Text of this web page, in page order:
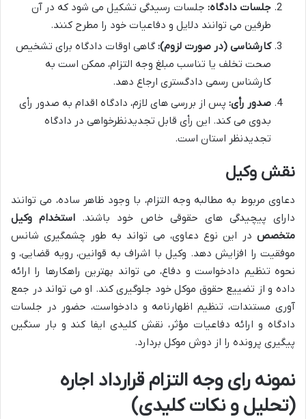
جلسات دادگاه: جلسات رسیدگی تشکیل می شود که در آن
طرفین می توانند دلایل و دفاعیات خود را مطرح کنند.
کارشناسی (در صورت لزوم): گاهی اوقات دادگاه برای تشخیص
صحت تخلف یا تناسب مبلغ وجه التزام، ممکن است به
کارشناس رسمی دادگستری ارجاع دهد.
صدور رأی: پس از بررسی های لازم، دادگاه اقدام به صدور رأی
بدوی می کند. این رأی قابل تجدیدنظرخواهی در دادگاه
تجدیدنظر استان است.
نقش وکیل
دعاوی مربوط به مطالبه وجه التزام، با وجود ظاهر ساده، می توانند
دارای پیچیدگی های حقوقی خاص خود باشند. استخدام وکیل
متخصص در این نوع دعاوی، می تواند به طور چشمگیری شانس
موفقیت را افزایش دهد. وکیل با اشراف به قوانین، رویه قضایی، و
نحوه تنظیم دادخواست و دفاع، می تواند بهترین راهکارها را ارائه
داده و از تضییع حقوق موکل خود جلوگیری کند. او می تواند در جمع
آوری مستندات، تنظیم اظهارنامه و دادخواست، حضور در جلسات
دادگاه و ارائه دفاعیات مؤثر، نقش کلیدی ایفا کند و بار سنگین
پیگیری پرونده را از دوش موکل بردارد.
نمونه رای وجه التزام قرارداد اجاره
(تحلیل و نکات کلیدی)